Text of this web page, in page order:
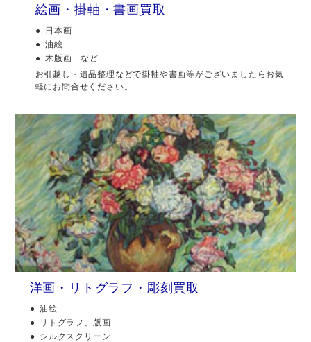
絵画・掛軸・書画買取
日本画
油絵
木版画 など
お引越し・遺品整理などで掛軸や書画等がございましたらお気
軽にお問合せください。
洋画・リトグラフ・彫刻買取
油絵
リトグラフ、版画
シルクスクリーン